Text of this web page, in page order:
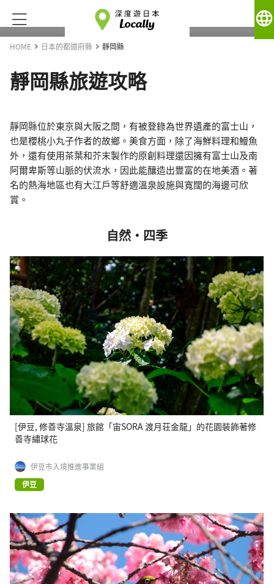
language
HOME 日本的都道府縣 靜岡縣
靜岡縣旅遊攻略
靜岡縣位於東京與大阪之間，有被登錄為世界遺產的富士山，
也是櫻桃小丸子作者的故鄉。美食方面，除了海鮮料理和鰻魚
外，還有使用茶葉和芥末製作的原創料理還因擁有富士山及南
阿爾卑斯等山脈的伏流水，因此能釀造出豐富的在地美酒。著
名的熱海地區也有大江戶等舒適溫泉設施與寬闊的海邊可欣
賞。
自然・四季
[伊豆, 修善寺溫泉] 旅館「宙SORA 渡月荘金龍」的花園裝飾著修
善寺繡球花
伊豆市入境推進事業組
伊豆